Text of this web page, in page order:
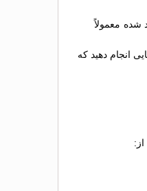
شده معمولاً
انجام دهید که